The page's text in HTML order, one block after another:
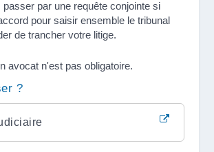
par une requête conjointe si
pour saisir ensemble le tribunal
de trancher votre litige.
avocat n'est pas obligatoire.
?